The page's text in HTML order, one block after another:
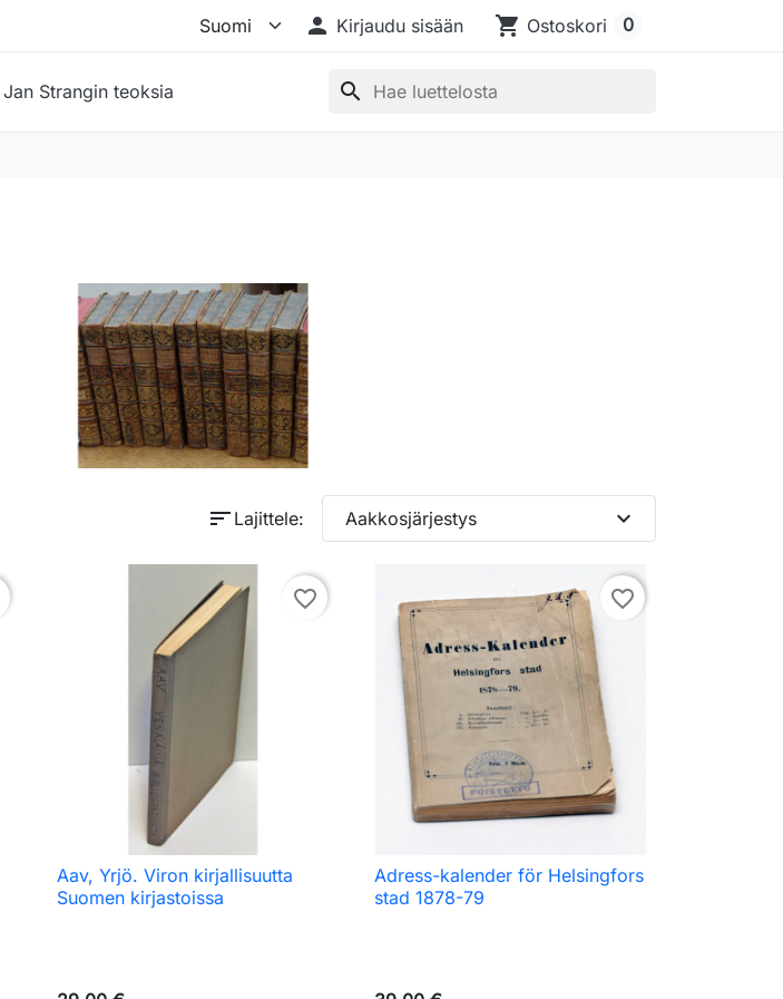
 Kirjaudu sisään shopping_cart Ostoskori 0
Jan Strangin teoksia search
sort Lajittele: Aakkosjärjestys expand_more
favorite_border
 Pikakatselu
Aav, Yrjö. Viron kirjallisuutta
Suomen kirjastoissa
favorite_border
 Pikakatselu
Adress-kalender för Helsingfors
stad 1878-79